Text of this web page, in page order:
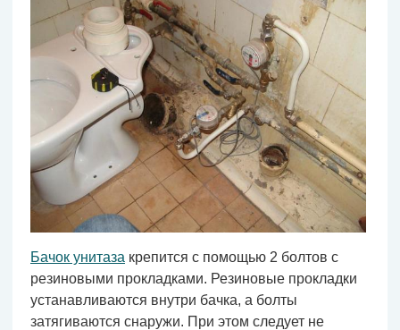
Бачок унитаза крепится с помощью 2 болтов с
резиновыми прокладками. Резиновые прокладки
устанавливаются внутри бачка, а болты
затягиваются снаружи. При этом следует не